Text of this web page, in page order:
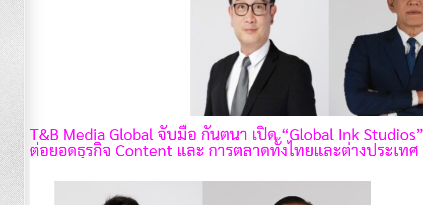
T&B Media Global จับมือ กันตนา เปิด “Global Ink Studios”
ต่อยอดธุรกิจ Content และ การตลาดทั้งไทยและต่างประเทศ